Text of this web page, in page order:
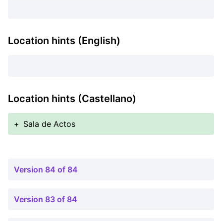
Location hints (English)
Location hints (Castellano)
+ Sala de Actos
Version 84 of 84
Version 83 of 84